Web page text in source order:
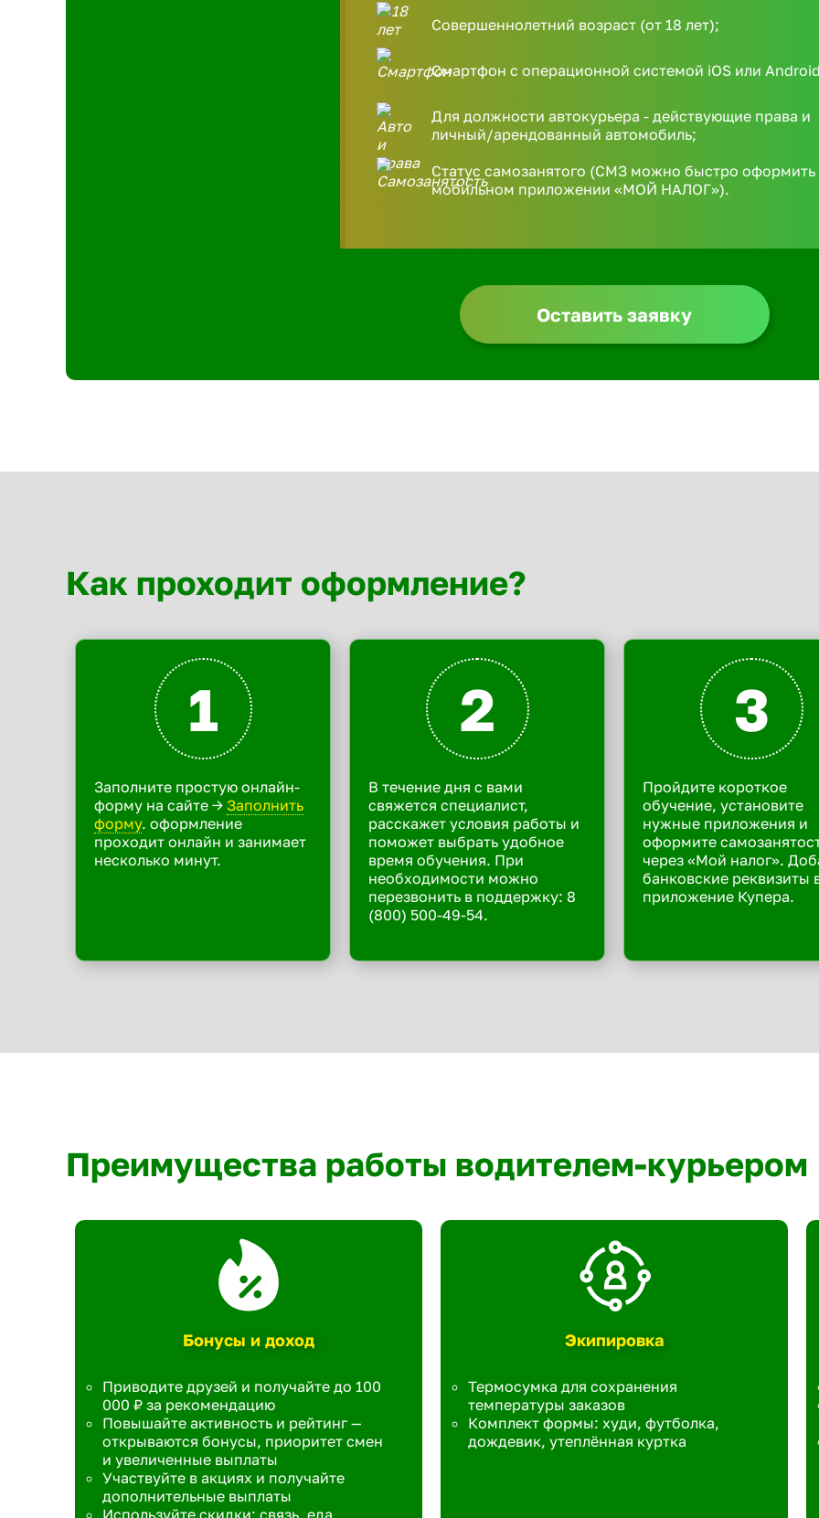
Совершеннолетний возраст (от 18 лет);
Смартфон с операционной системой iOS или
Для должности автокурьера - действующие права и
личный/арендованный автомобиль;
Статус самозанятого (СМЗ можно быстро оформить
мобильном приложении «МОЙ НАЛОГ»).
Оставить заявку
Как проходит оформление?
1
Заполните простую онлайн-
форму на сайте -> Заполнить
форму. оформление
проходит онлайн и занимает
несколько минут.
2
В течение дня с вами
свяжется специалист,
расскажет условия работы и
поможет выбрать удобное
время обучения. При
необходимости можно
перезвонить в поддержку: 8
(800) 500-49-54.
3
Пройдите короткое
обучение, установите
нужные приложения и
оформите
через «Мой налог».
банковские реквизиты
приложение Купера.
Преимущества работы водителем-курьером
Бонусы и доход
Приводите друзей и получайте до 100
000 ₽ за рекомендацию
Повышайте активность и рейтинг —
открываются бонусы, приоритет смен
и увеличенные выплаты
Участвуйте в акциях и получайте
дополнительные выплаты
Используйте скидки: связь, еда,
Экипировка
Термосумка для сохранения
температуры заказов
Комплект формы: худи, футболка,
дождевик, утеплённая куртка